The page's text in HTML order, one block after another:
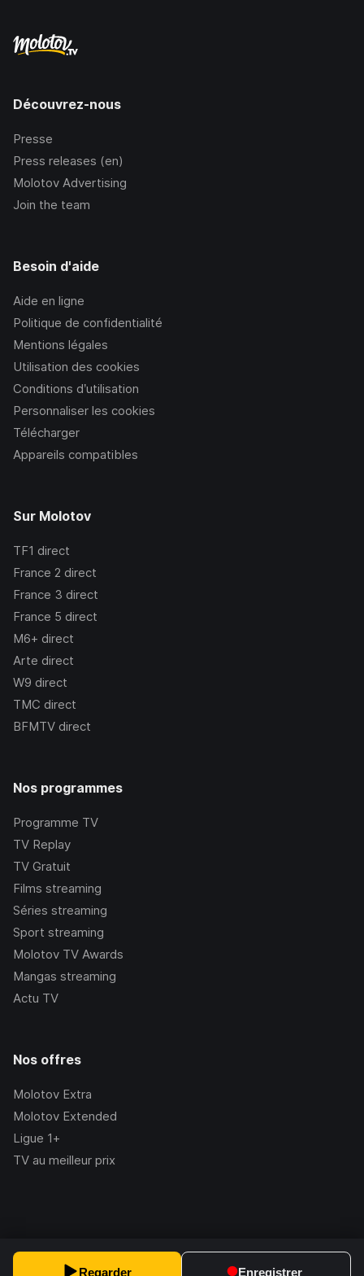
Regarder Enregistrer
Découvrez-nous
Presse
Press releases (en)
Molotov Advertising
Join the team
Besoin d'aide
Aide en ligne
Politique de confidentialité
Mentions légales
Utilisation des cookies
Conditions d’utilisation
Personnaliser les cookies
Télécharger
Appareils compatibles
Sur Molotov
TF1 direct
France 2 direct
France 3 direct
France 5 direct
M6+ direct
Arte direct
W9 direct
TMC direct
BFMTV direct
Nos programmes
Programme TV
TV Replay
TV Gratuit
Films streaming
Séries streaming
Sport streaming
Molotov TV Awards
Mangas streaming
Actu TV
Nos offres
Molotov Extra
Molotov Extended
Ligue 1+
TV au meilleur prix
2.228.1